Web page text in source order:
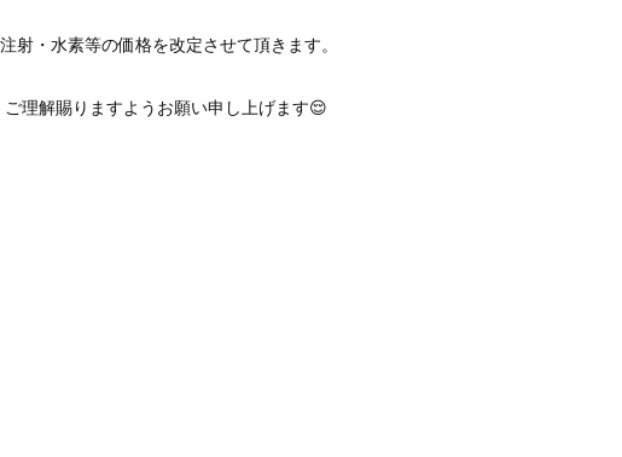
射・水素等の価格を改定させて頂きます。
理解賜りますようお願い申し上げます😌